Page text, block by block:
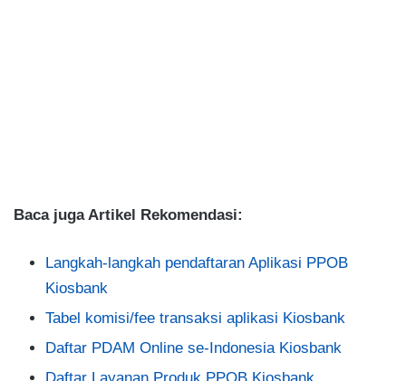
Baca juga Artikel Rekomendasi:
Langkah-langkah pendaftaran Aplikasi PPOB
Kiosbank
Tabel komisi/fee transaksi aplikasi Kiosbank
Daftar PDAM Online se-Indonesia Kiosbank